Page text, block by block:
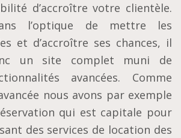
d’accroître votre clientèle.
l’optique de mettre les
et d’accroître ses chances, il
un site complet muni de
avancées. Comme
nous avons par exemple
qui est capitale pour
des services de location des